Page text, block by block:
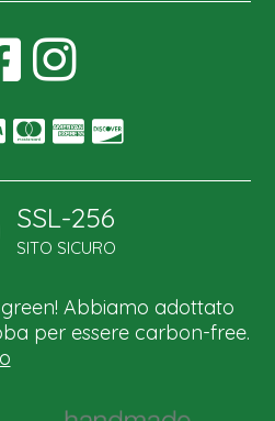
SSL-256
SITO SICURO
Abbiamo adottato
per essere carbon-free.